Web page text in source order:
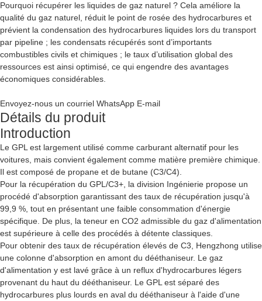
Pourquoi récupérer les liquides de gaz naturel ? Cela améliore la
qualité du gaz naturel, réduit le point de rosée des hydrocarbures et
prévient la condensation des hydrocarbures liquides lors du transport
par pipeline ; les condensats récupérés sont d’importants
combustibles civils et chimiques ; le taux d’utilisation global des
ressources est ainsi optimisé, ce qui engendre des avantages
économiques considérables.
Envoyez-nous un courriel WhatsApp E-mail
Détails du produit
Introduction
Le GPL est largement utilisé comme carburant alternatif pour les
voitures, mais convient également comme matière première chimique.
Il est composé de propane et de butane (C3/C4).
Pour la récupération du GPL/C3+, la division Ingénierie propose un
procédé d'absorption garantissant des taux de récupération jusqu'à
99,9 %, tout en présentant une faible consommation d'énergie
spécifique. De plus, la teneur en CO2 admissible du gaz d'alimentation
est supérieure à celle des procédés à détente classiques.
Pour obtenir des taux de récupération élevés de C3, Hengzhong utilise
une colonne d'absorption en amont du dééthaniseur. Le gaz
d'alimentation y est lavé grâce à un reflux d'hydrocarbures légers
provenant du haut du dééthaniseur. Le GPL est séparé des
hydrocarbures plus lourds en aval du dééthaniseur à l'aide d'une